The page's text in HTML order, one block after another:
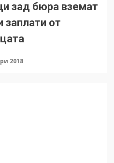
зад бюра вземат
заплати от
2018